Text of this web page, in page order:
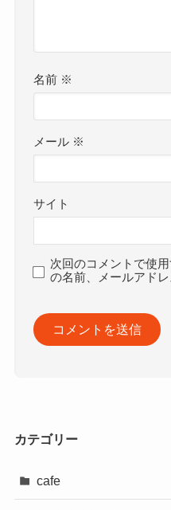
名前 ※
メール ※
サイト
次回のコメントで使
の名前、メールアド
カテゴリー
cafe